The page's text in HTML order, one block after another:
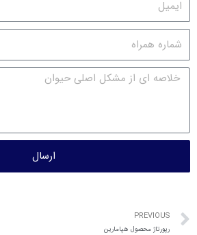
ارسال
PREVIOUS
رپورتاژ محصول هپامارین